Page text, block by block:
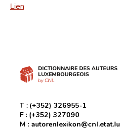
Lien
T : (+352) 326955-1
F : (+352) 327090
M : autorenlexikon@cnl.etat.lu